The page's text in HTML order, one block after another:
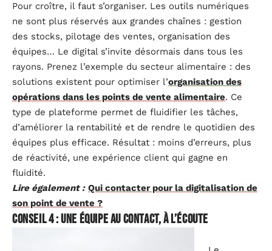
Pour croître, il faut s’organiser. Les outils numériques
ne sont plus réservés aux grandes chaînes : gestion
des stocks, pilotage des ventes, organisation des
équipes… Le digital s’invite désormais dans tous les
rayons. Prenez l’exemple du secteur alimentaire : des
solutions existent pour optimiser l’organisation des
opérations dans les points de vente alimentaire. Ce
type de plateforme permet de fluidifier les tâches,
d’améliorer la rentabilité et de rendre le quotidien des
équipes plus efficace. Résultat : moins d’erreurs, plus
de réactivité, une expérience client qui gagne en
fluidité.
Lire également : Qui contacter pour la digitalisation de
son point de vente ?
Conseil 4 : une équipe au contact, à l’écoute